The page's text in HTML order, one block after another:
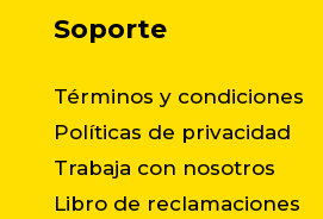
Soporte
Términos y condiciones
Políticas de privacidad
Trabaja con nosotros
Libro de reclamaciones